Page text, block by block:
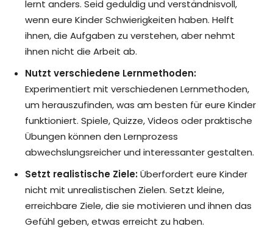
lernt anders. Seid geduldig und verständnisvoll,
wenn eure Kinder Schwierigkeiten haben. Helft
ihnen, die Aufgaben zu verstehen, aber nehmt
ihnen nicht die Arbeit ab.
Nutzt verschiedene Lernmethoden:
Experimentiert mit verschiedenen Lernmethoden,
um herauszufinden, was am besten für eure Kinder
funktioniert. Spiele, Quizze, Videos oder praktische
Übungen können den Lernprozess
abwechslungsreicher und interessanter gestalten.
Setzt realistische Ziele:Überfordert eure Kinder
nicht mit unrealistischen Zielen. Setzt kleine,
erreichbare Ziele, die sie motivieren und ihnen das
Gefühl geben, etwas erreicht zu haben.